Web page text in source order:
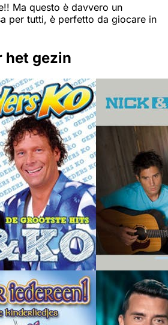
Ma questo è davvero un
per tutti, è perfetto da giocare in
het gezin